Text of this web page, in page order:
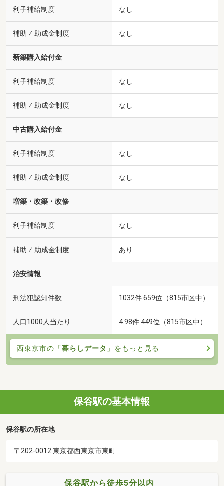
利子補給制度 なし
補助 ⁄ 助成金制度 なし
新築購入給付金
利子補給制度 なし
補助 ⁄ 助成金制度 なし
中古購入給付金
利子補給制度 なし
補助 ⁄ 助成金制度 なし
増築・改築・改修
利子補給制度 なし
補助 ⁄ 助成金制度 あり
治安情報
刑法犯認知件数 1032件 659位（815市区中）
人口1000人当たり 4.98件 449位（815市区中）
西東京市の「暮らしデータ 」をもっと見る
保谷駅の基本情報
保谷駅の所在地
〒202-0012 東京都西東京市東町
保谷駅から徒歩5分以内